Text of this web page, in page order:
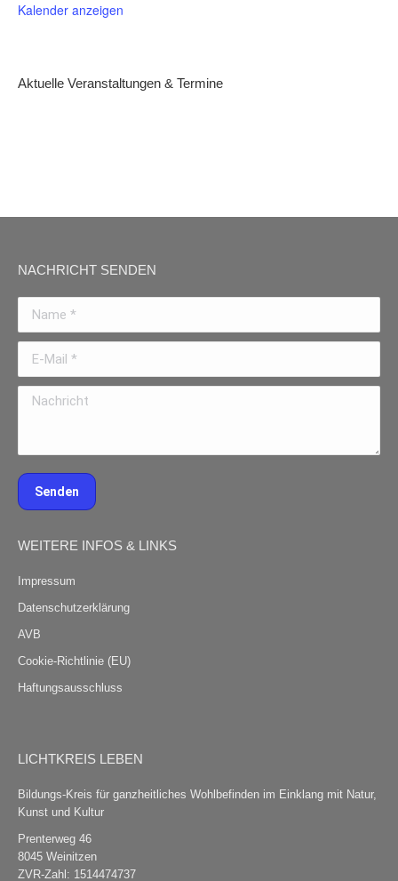
Kalender anzeigen
Aktuelle Veranstaltungen & Termine
NACHRICHT SENDEN
Nachricht
Senden
WEITERE INFOS & LINKS
Impressum
Datenschutzerklärung
AVB
Cookie-Richtlinie (EU)
Haftungsausschluss
LICHTKREIS LEBEN
Bildungs-Kreis für ganzheitliches Wohlbefinden im Einklang mit Natur,
Kunst und Kultur
Prenterweg 46
8045 Weinitzen
ZVR-Zahl: 1514474737